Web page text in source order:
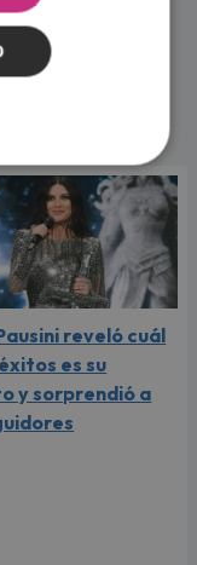
reveló cuál
es su
y sorprendió a